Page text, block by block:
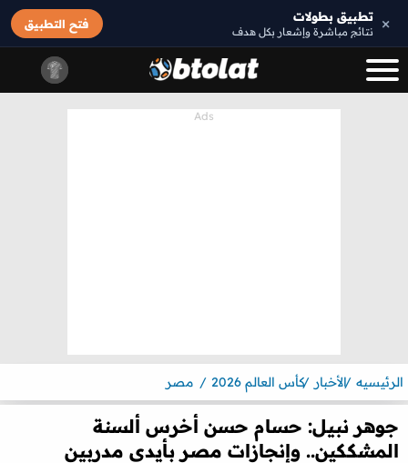
× تطبيق بطولات
نتائج مباشرة وإشعار بكل هدف
فتح التطبيق
الرئيسيه الأخبار كأس العالم 2026 مصر
جوهر نبيل: حسام حسن أخرس ألسنة
المشككين.. وإنجازات مصر بأيدي مدربين